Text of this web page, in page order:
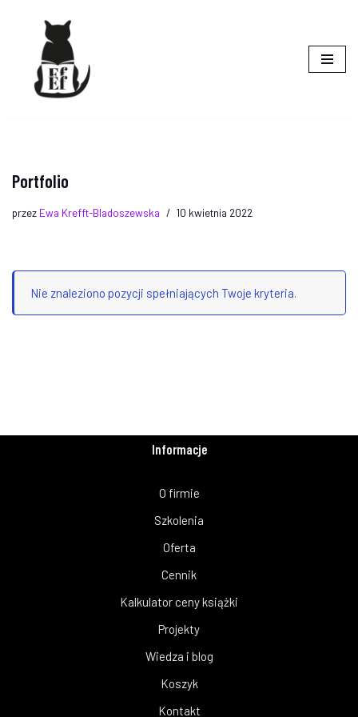
Przejdź
treści
Portfolio
przez Ewa Krefft-Bladoszewska 10 kwietnia 2022
Nie znaleziono pozycji spełniających Twoje kryteria.
Informacje
O firmie
Szkolenia
Oferta
Cennik
Kalkulator ceny książki
Projekty
Wiedza i blog
Koszyk
Kontakt